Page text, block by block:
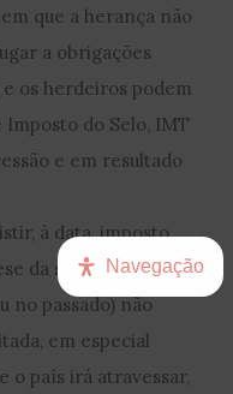
que a herança não
a obrigações
os herdeiros podem
do Selo, IMT
e em resultado
à data, imposto
da sua criação (ou
no passado) não
em especial
o país irá atravessar,
Navegação